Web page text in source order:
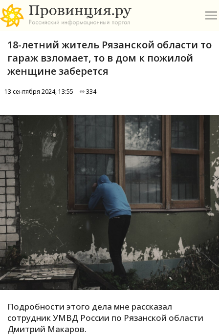
Е
И
П
Р
Т
18-летний житель Рязанской области то
гараж взломает, то в дом к пожилой
женщине заберется
13 сентября 2024, 13:55 334
Подробности этого дела мне рассказал
сотрудник УМВД России по Рязанской области
Дмитрий Макаров.